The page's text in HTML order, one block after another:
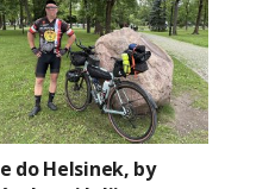
do Helsinek, by